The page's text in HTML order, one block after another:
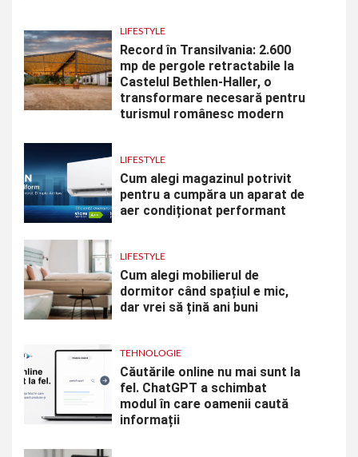
LIFESTYLE
Record în Transilvania: 2.600
mp de pergole retractabile la
Castelul Bethlen-Haller, o
transformare necesară pentru
turismul românesc modern
LIFESTYLE
Cum alegi magazinul potrivit
pentru a cumpăra un aparat de
aer condiționat performant
LIFESTYLE
Cum alegi mobilierul de
dormitor când spațiul e mic,
dar vrei să țină ani buni
TEHNOLOGIE
Căutările online nu mai sunt la
fel. ChatGPT a schimbat
modul în care oamenii caută
informații